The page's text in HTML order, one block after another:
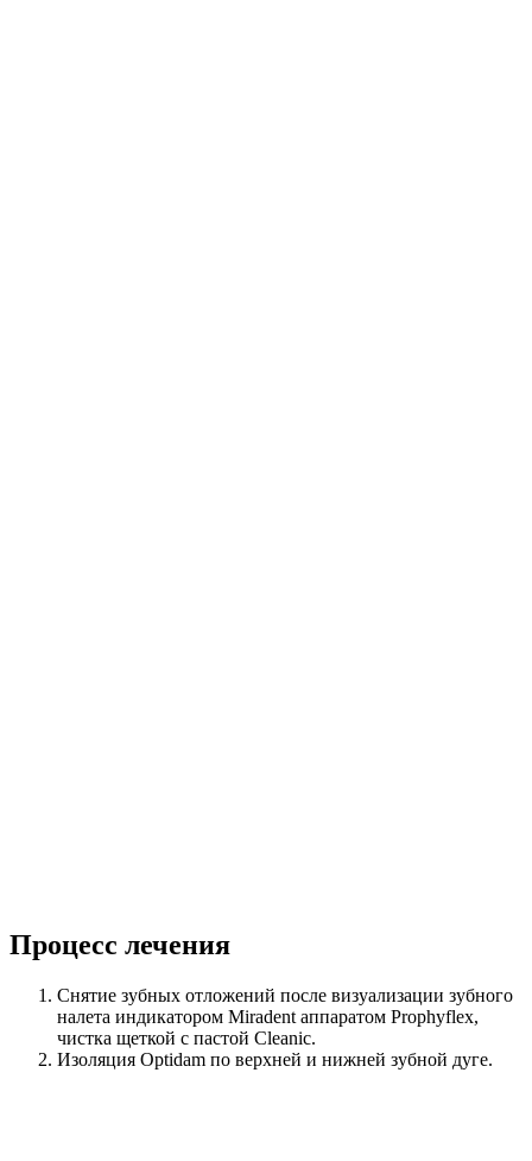
Процесс лечения
Снятие зубных отложений после визуализации зубного
налета индикатором Miradent аппаратом Prophyflex,
чистка щеткой с пастой Cleanic.
Изоляция Optidam по верхней и нижней зубной дуге.